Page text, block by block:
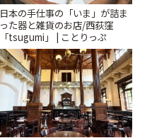
日本の手仕事の「いま」が詰ま
った器と雑貨のお店/西荻窪
「tsugumi」 | ことりっぷ